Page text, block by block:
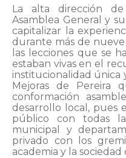
La alta dirección
Asamblea General y
capitalizar la
durante más de
las lecciones que se
estaban vivas en el
institucionalidad única
Mejoras de Pereira
conformación
desarrollo local, pues
público con todas
municipal y
privado con los
academia y la sociedad